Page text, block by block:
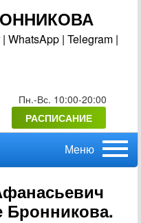
WhatsApp | Telegram |
Пн.-Вс. 10:00-20:00
РАСПИСАНИЕ